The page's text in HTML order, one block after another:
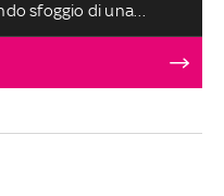
sfoggio di una
tavolo con lei, suo
apparso un po'